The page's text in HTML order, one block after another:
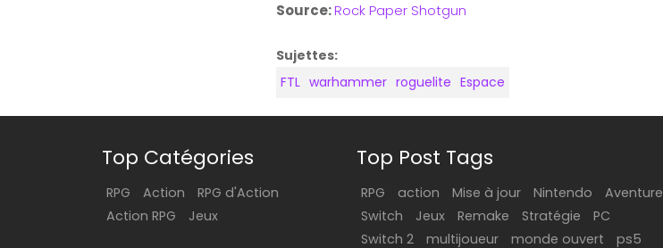
Source:Rock Paper Shotgun
Sujettes:
FTL warhammer roguelite Espace
Top Catégories
RPG Action
RPG d'Action
Action RPG
Jeux
Top Post Tags
RPG action Mise à jour Nintendo
Aventure
Switch
Jeux Remake Stratégie
PC
Switch 2
multijoueur monde ouvert ps5